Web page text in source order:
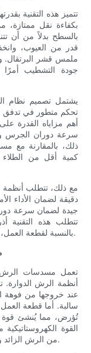
تتميز هذه التقنية
بكفاءة نقل ممتازة،
بالسطح بدلاً من أن
قدر من العيوب،
ملمس قشر البرتقال.
جودة التشطيب أمرًا
يشتمل تصميم نظام
تحكم متطور في تدفق
أهم مزاياه القدرة
سرعة دوران الجرس
ذلك، بالمقارنة مع
كمية أقل من الطلاء
مع ذلك، تتطلب أنظمة
دقيقة لضمان الأداء
جيدة لضمان سرعة
تتطلب هذه التقنية
بالنسبة لقطعة العمل، مما يحد من مرونتها مقارنةً بالمسدسات اليدوية.
تعمل مسدسات الرش
أنظمة الرش الدوارة.
عند خروجها من فوهة
سالبة. أما قطعة
تُؤرض، مما يُنشئ قوة
القوة
من الرش الزائد ويضمن توزيعًا أكثر تجانسًا على الأشكال المعقدة.